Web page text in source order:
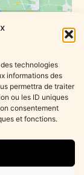
technologies
informations des
permettra de traiter
ou les ID uniques
consentement
et fonctions.
Map